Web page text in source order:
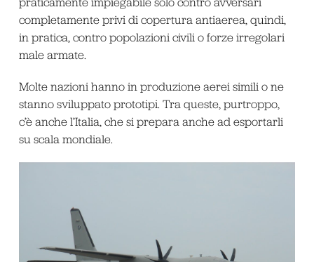
completamente privi di copertura antiaerea, quindi,
in pratica, contro popolazioni civili o forze irregolari
male armate.
Molte nazioni hanno in produzione aerei simili o ne
stanno sviluppato prototipi. Tra queste, purtroppo,
c’è anche l’Italia, che si prepara anche ad esportarli
su scala mondiale.